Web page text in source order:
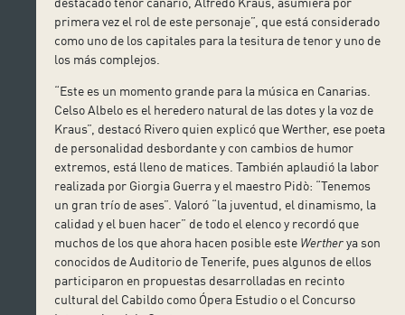
primera vez el rol de este personaje”, que está considerado
como uno de los capitales para la tesitura de tenor y uno de
los más complejos.
“Este es un momento grande para la música en Canarias.
Celso Albelo es el heredero natural de las dotes y la voz de
Kraus”, destacó Rivero quien explicó que Werther, ese poeta
de personalidad desbordante y con cambios de humor
extremos, está lleno de matices. También aplaudió la labor
realizada por Giorgia Guerra y el maestro Pidò: “Tenemos
un gran trío de ases”. Valoró “la juventud, el dinamismo, la
calidad y el buen hacer” de todo el elenco y recordó que
muchos de los que ahora hacen posible este Wertherya son
conocidos de Auditorio de Tenerife, pues algunos de ellos
participaron en propuestas desarrolladas en recinto
cultural del Cabildo como Ópera Estudio o el Concurso